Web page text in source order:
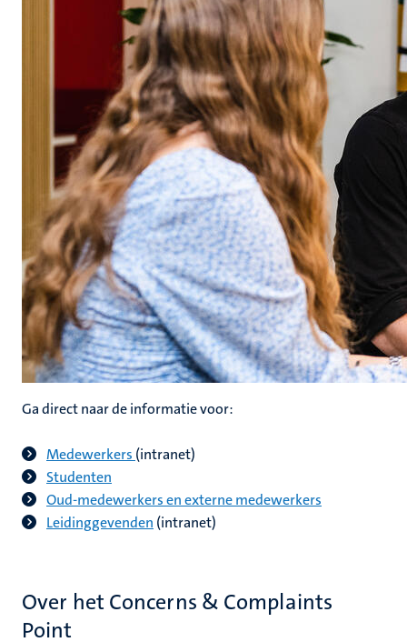
Ga direct naar de informatie voor:
Medewerkers (intranet)
Studenten
Oud-medewerkers en externe medewerkers
Leidinggevenden (intranet)
Over het Concerns & Complaints
Point